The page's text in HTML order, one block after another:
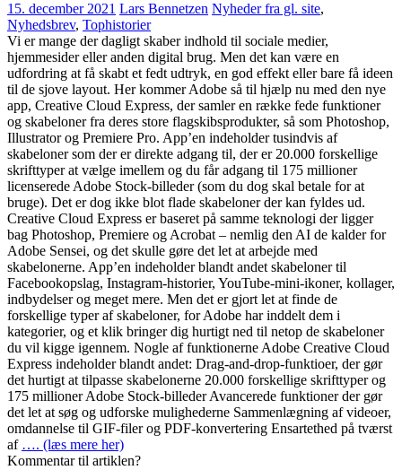
15. december 2021 Lars Bennetzen Nyheder fra gl. site,
Nyhedsbrev, Tophistorier
Vi er mange der dagligt skaber indhold til sociale medier,
hjemmesider eller anden digital brug. Men det kan være en
udfordring at få skabt et fedt udtryk, en god effekt eller bare få ideen
til de sjove layout. Her kommer Adobe så til hjælp nu med den nye
app, Creative Cloud Express, der samler en række fede funktioner
og skabeloner fra deres store flagskibsprodukter, så som Photoshop,
Illustrator og Premiere Pro. App’en indeholder tusindvis af
skabeloner som der er direkte adgang til, der er 20.000 forskellige
skrifttyper at vælge imellem og du får adgang til 175 millioner
licenserede Adobe Stock-billeder (som du dog skal betale for at
bruge). Det er dog ikke blot flade skabeloner der kan fyldes ud.
Creative Cloud Express er baseret på samme teknologi der ligger
bag Photoshop, Premiere og Acrobat – nemlig den AI de kalder for
Adobe Sensei, og det skulle gøre det let at arbejde med
skabelonerne. App’en indeholder blandt andet skabeloner til
Facebookopslag, Instagram-historier, YouTube-mini-ikoner, kollager,
indbydelser og meget mere. Men det er gjort let at finde de
forskellige typer af skabeloner, for Adobe har inddelt dem i
kategorier, og et klik bringer dig hurtigt ned til netop de skabeloner
du vil kigge igennem. Nogle af funktionerne Adobe Creative Cloud
Express indeholder blandt andet: Drag-and-drop-funktioer, der gør
det hurtigt at tilpasse skabelonerne 20.000 forskellige skrifttyper og
175 millioner Adobe Stock-billeder Avancerede funktioner der gør
det let at søg og udforske mulighederne Sammenlægning af videoer,
omdannelse til GIF-filer og PDF-konvertering Ensartethed på tværst
af …. (læs mere her)
Kommentar til artiklen?